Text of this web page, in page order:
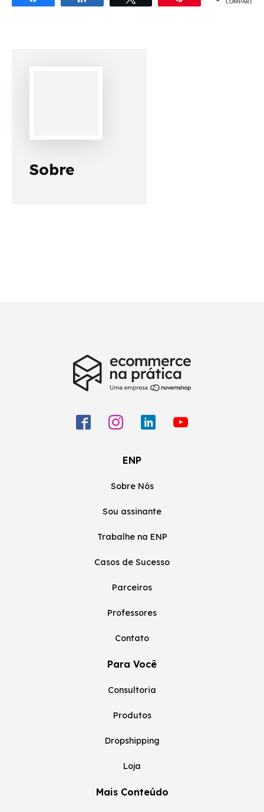
COMPART.
Sobre
ENP
Sobre Nós
Sou assinante
Trabalhe na ENP
Casos de Sucesso
Parceiros
Professores
Contato
Para Você
Consultoria
Produtos
Dropshipping
Loja
Mais Conteúdo